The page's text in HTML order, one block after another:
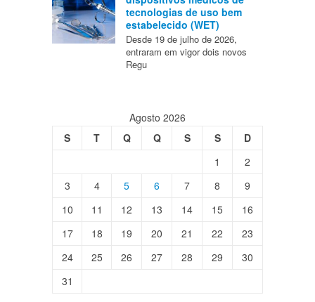
tecnologias de uso bem
estabelecido (WET)
Desde 19 de julho de 2026,
entraram em vigor dois novos
Regu
Agosto 2026
S
T Q Q S S
D
1
2
3
4 5 6 7 8
9
10
11 12 13 14 15
16
17
18 19 20 21 22
23
24
25 26 27 28 29
30
31